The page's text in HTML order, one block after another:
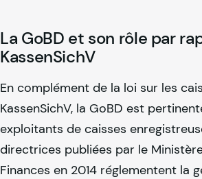
La GoBD et son rôle par
KassenSichV
En complément de la loi sur les
KassenSichV, la GoBD est
exploitants de caisses
directrices publiées par le
Finances en 2014 réglementent la